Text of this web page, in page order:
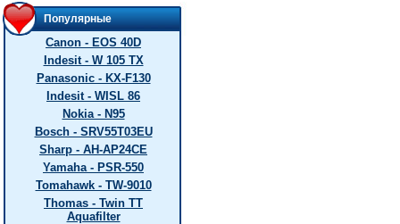
Популярные
Canon - EOS 40D
Indesit - W 105 TX
Panasonic - KX-F130
Indesit - WISL 86
Nokia - N95
Bosch - SRV55T03EU
Sharp - AH-AP24CE
Yamaha - PSR-550
Tomahawk - TW-9010
Thomas - Twin TT
Aquafilter